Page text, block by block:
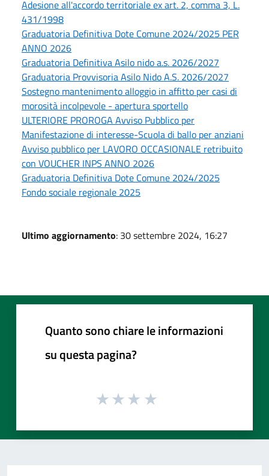
Adesione all'accordo territoriale ex art. 2, comma 3, L.
431/1998
Graduatoria Definitiva Dote Comune 2024/2025 PER
ANNO 2026
Graduatoria Definitiva Asilo nido a.s. 2026/2027
Graduatoria Provvisoria Asilo Nido A.S. 2026/2027
Sostegno mantenimento alloggio in affitto per casi di
morosità incolpevole - apertura sportello
ULTERIORE PROROGA Avviso Pubblico per
Manifestazione di interesse-Scuola di ballo per anziani
Avviso pubblico per LAVORO OCCASIONALE retribuito
con VOUCHER INPS ANNO 2026
Graduatoria Definitiva Dote Comune 2024/2025
Fondo sociale regionale 2025
Ultimo aggiornamento: 30 settembre 2024, 16:27
Quanto sono chiare le informazioni
su questa pagina?